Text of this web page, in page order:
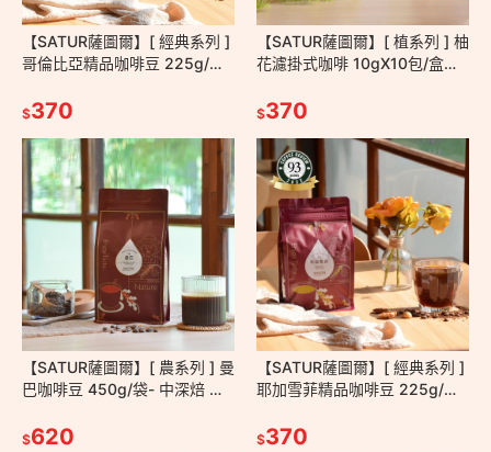
【SATUR薩圖爾】[ 經典系列 ]
哥倫比亞精品咖啡豆 225g/袋
大伴手禮
$370
【SATUR薩圖爾】[ 植系列 ] 柚
花濾掛式咖啡 10gX10包/盒－
沖 台灣小農
$370
【SATUR薩圖爾】[ 農系列 ] 曼
巴咖啡豆 450g/袋- 中深焙 印
$620
【SATUR薩圖爾】[ 經典系列 ]
耶加雪菲精品咖啡豆 225g/袋
美式 百大伴手禮
$370